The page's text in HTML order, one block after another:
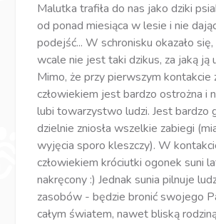
Malutka trafiła do nas jako dziki
od ponad miesiąca w lesie i nie
podejść... W schronisku okazało
wcale nie jest taki dzikus, za jaką ją
Mimo, że przy pierwszym kontakcie
człowiekiem jest bardzo ostrożna i
lubi towarzystwo ludzi. Jest bardzo
dzielnie zniosła wszelkie zabiegi
wyjęcia sporo kleszczy). W
człowiekiem króciutki ogonek suni
nakręcony :) Jednak sunia pilnuje
zasobów - będzie bronić swojego
całym światem, nawet bliską